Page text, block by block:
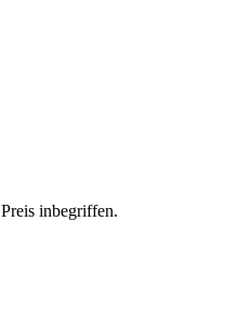
inbegriffen.